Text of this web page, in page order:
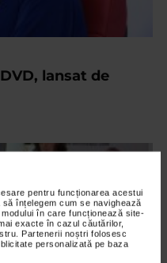
pentru funcționarea acestui
înțelegem cum se navighează
în care funcționează site-
exacte în cazul căutărilor,
Partenerii noștri folosesc
personalizată pe baza
lansat de